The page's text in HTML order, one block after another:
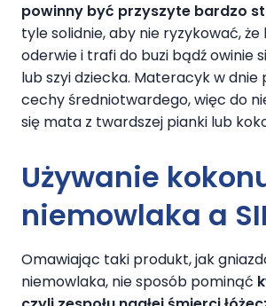
powinny być przyszyte bardzo
tyle solidnie, aby nie ryzykować,
oderwie i trafi do buzi bądź owinie
lub szyi dziecka. Materacyk w dnie
cechy średniotwardego, więc do
się mata z twardszej pianki lub
Używanie
niemowlaka a
Omawiając taki produkt, jak
niemowlaka, nie sposób pominąć